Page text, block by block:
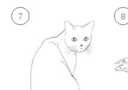
7 8